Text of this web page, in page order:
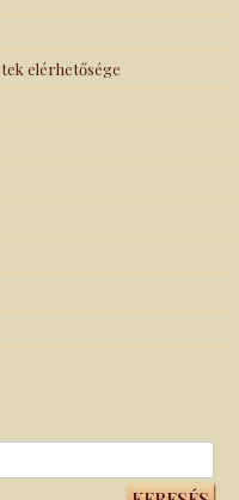
elérhetősége